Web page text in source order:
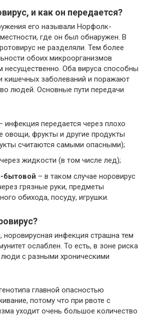
и как он передается?
его называли Норфолк-
где он был обнаружен. В
не разделяли. Тем более
обоих микроорганизмов
несущественно. Оба вируса способны
кишечных заболеваний и поражают
людей. Основные пути передачи
инфекция передается через плохо
овощи, фрукты и другие продукты
считаются самыми опасными);
жидкости (в том числе лед);
бытовой – в таком случае норовирус
грязные руки, предметы
обихода, посуду, игрушки.
норовирусная инфекция страшна тем
ослаблен. То есть, в зоне риска
с разными хроническими
главной опасностью
потому что при рвоте с
уходит очень большое количество